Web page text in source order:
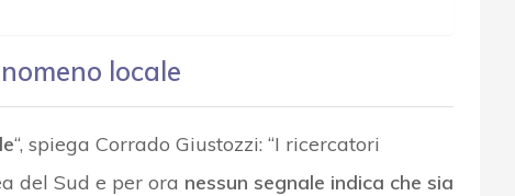
locale
“, spiega Corrado Giustozzi: “I ricercatori
del Sud e per ora nessun segnale indica che sia